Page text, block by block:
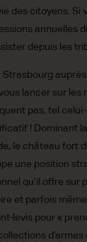
des citoyens. Si
annuelles
depuis les
auprès
lancer sur les
pas, tel
! Dominant la
le château fort
une position
qu’il offre sur
et parfois
levis pour «